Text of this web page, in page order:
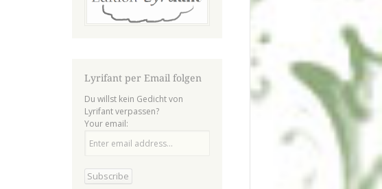
Lyrifant per Email folgen
Du willst kein Gedicht von
Lyrifant verpassen?
Your email: